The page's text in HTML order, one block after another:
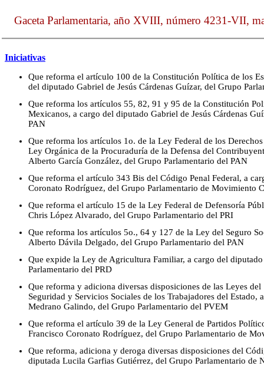
Gaceta Parlamentaria, año XVIII, número 4231-VII,
Iniciativas
Que reforma el artículo 100 de la Constitución Política de los
del diputado Gabriel de Jesús Cárdenas Guízar, del Grupo
Que reforma los artículos 55, 82, 91 y 95 de la Constitución
Mexicanos, a cargo del diputado Gabriel de Jesús Cárdenas
PAN
Que reforma los artículos 1o. de la Ley Federal de los
Ley Orgánica de la Procuraduría de la Defensa del
Alberto García González, del Grupo Parlamentario del PAN
Que reforma el artículo 343 Bis del Código Penal Federal, a
Coronato Rodríguez, del Grupo Parlamentario de Movimiento
Que reforma el artículo 15 de la Ley Federal de Defensoría
Chris López Alvarado, del Grupo Parlamentario del PRI
Que reforma los artículos 5o., 64 y 127 de la Ley del Seguro
Alberto Dávila Delgado, del Grupo Parlamentario del PAN
Que expide la Ley de Agricultura Familiar, a cargo del
Parlamentario del PRD
Que reforma y adiciona diversas disposiciones de las Leyes
Seguridad y Servicios Sociales de los Trabajadores del Estado,
Medrano Galindo, del Grupo Parlamentario del PVEM
Que reforma el artículo 39 de la Ley General de Partidos
Francisco Coronato Rodríguez, del Grupo Parlamentario de
Que reforma, adiciona y deroga diversas disposiciones del
diputada Lucila Garfias Gutiérrez, del Grupo Parlamentario de